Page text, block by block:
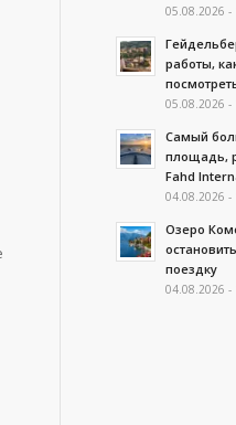
05.08.2026 -
работы,
05.08.2026 -
Самый
площадь,
Fahd
04.08.2026 -
Озеро
поездку
04.08.2026 -